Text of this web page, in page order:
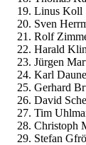
Rolf
Tim